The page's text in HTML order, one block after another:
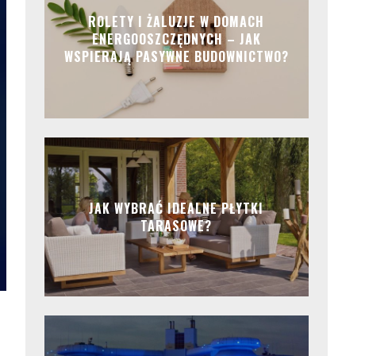
ROLETY I ŻALUZJE W DOMACH
ENERGOOSZCZĘDNYCH – JAK
WSPIERAJĄ PASYWNE BUDOWNICTWO?
JAK WYBRAĆ IDEALNE PŁYTKI
TARASOWE?